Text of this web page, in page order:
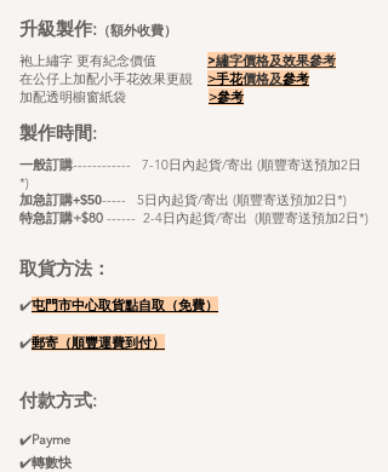
升級製作: （額外收費）
袍上繡字 更有紀念價值 >繡字價格及效果參考
在公仔上加配小手花效果更靚 >手花價格及參考
加配透明櫥窗紙袋 >參考
製作時間:
一般訂購------------ 7-10日內起貨/寄出 (順豐寄送預加2日
*)
加急訂購+$50----- 5日內起貨/寄出 (順豐寄送預加2日*)
特急訂購+$80 ------ 2-4日內起貨/寄出 (順豐寄送預加2日*)
取貨方法：
✔️屯門市中心取貨點自取（免費）
✔️郵寄（順豐運​費到付）
付款方式:
✔️Payme
✔️轉數快